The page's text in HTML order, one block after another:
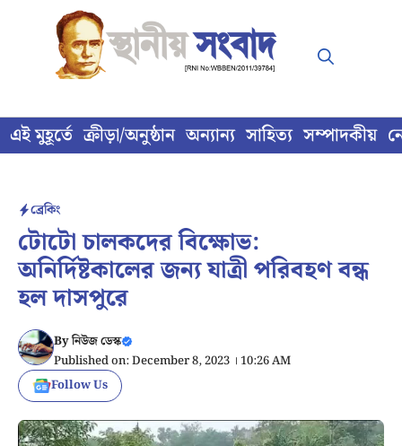
content
এই মুহূর্তে ক্রীড়া/অনুষ্ঠান অন্যান্য সাহিত্য সম্পাদকীয়
ব্রেকিং
টোটো চালকদের বিক্ষোভ:
অনির্দিষ্টকালের জন্য যাত্রী পরিবহণ বন্ধ
হল দাসপুরে
Byনিউজ ডেস্ক
Published on: December 8, 2023 । 10:26 AM
Follow Us